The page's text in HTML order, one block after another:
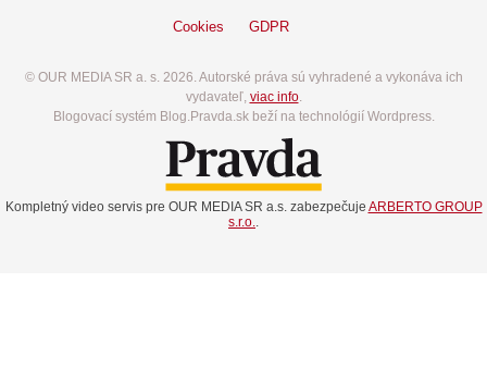
Cookies GDPR
© OUR MEDIA SR a. s. 2026. Autorské práva sú vyhradené a vykonáva ich
vydavateľ, viac info.
Blogovací systém Blog.Pravda.sk beží na technológií Wordpress.
Kompletný video servis pre OUR MEDIA SR a.s. zabezpečuje ARBERTO GROUP
s.r.o..